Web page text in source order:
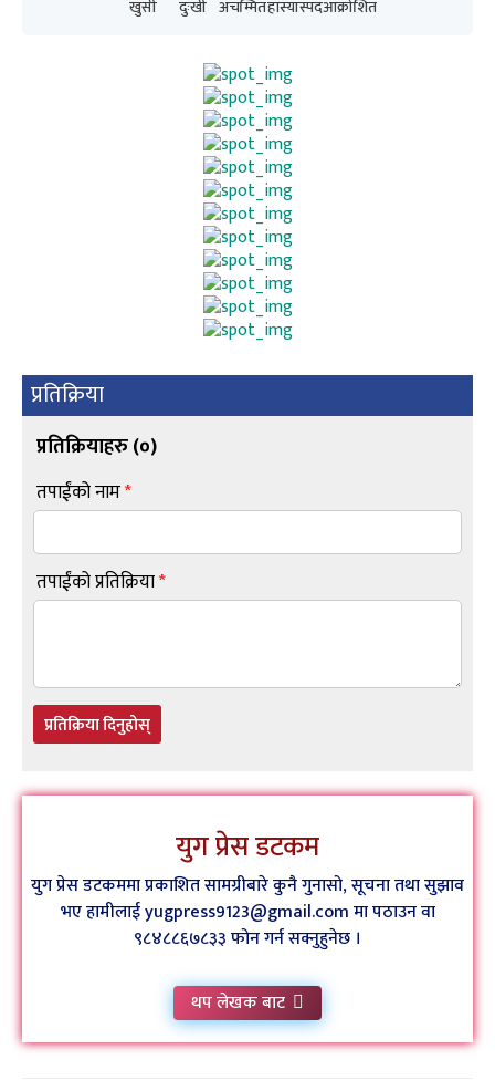
खुसी दुःखी अचम्मितहाँस्यास्पदआक्रोशित
प्रतिक्रिया
प्रतिक्रियाहरु (०)
तपाईंको नाम*
तपाईंको प्रतिक्रिया*
प्रतिक्रिया दिनुहोस्
युग प्रेस डटकम
युग प्रेस डटकममा प्रकाशित सामग्रीबारे कुनै गुनासो, सूचना तथा सुझाव
भए हामीलाई yugpress9123@gmail.com मा पठाउन वा
९८४८८६७८३३ फोन गर्न सक्नुहुनेछ ।
थप लेखक बाट